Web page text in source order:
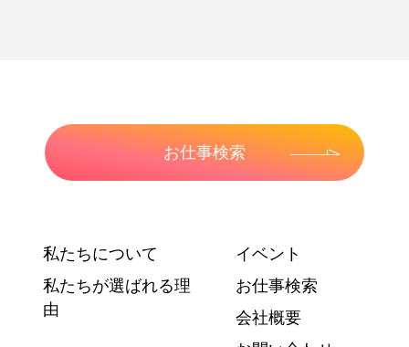
お仕事検索
私たちについて
私たちが選ばれる理
由
イベント
お仕事検索
会社概要